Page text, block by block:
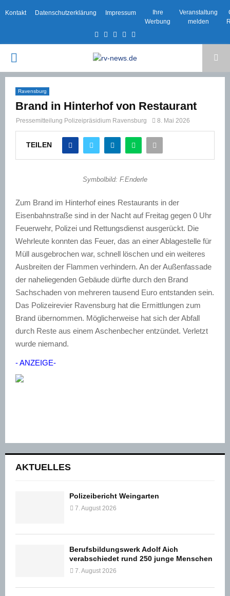
Kontakt Datenschutzerklärung Impressum
Ihre
Werbung
Veranstaltung
melden
Facebook
TwitterInstagram
Email
PRIMARY
MENU
Ravensburg
Brand in Hinterhof von Restaurant
Pressemitteilung Polizeipräsidium Ravensburg 8. Mai 2026
TEILEN
Symbolbild: F.Enderle
Zum Brand im Hinterhof eines Restaurants in der
Eisenbahnstraße sind in der Nacht auf Freitag gegen 0 Uhr
Feuerwehr, Polizei und Rettungsdienst ausgerückt. Die
Wehrleute konnten das Feuer, das an einer Ablagestelle für
Müll ausgebrochen war, schnell löschen und ein weiteres
Ausbreiten der Flammen verhindern. An der Außenfassade
der naheliegenden Gebäude dürfte durch den Brand
Sachschaden von mehreren tausend Euro entstanden sein.
Das Polizeirevier Ravensburg hat die Ermittlungen zum
Brand übernommen. Möglicherweise hat sich der Abfall
durch Reste aus einem Aschenbecher entzündet. Verletzt
wurde niemand.
- ANZEIGE-
AKTUELLES
Polizeibericht Weingarten
7. August 2026
Berufsbildungswerk Adolf Aich
verabschiedet rund 250 junge Menschen
7. August 2026